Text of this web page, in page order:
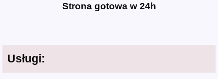
Strona gotowa w 24h
Usługi: